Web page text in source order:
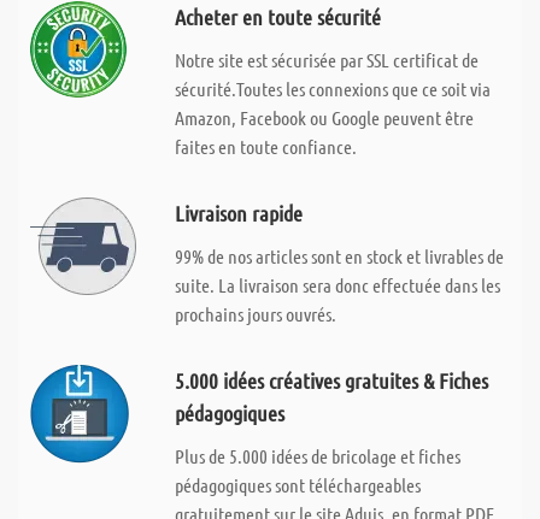
Acheter en toute sécurité
Notre site est sécurisée par SSL certificat de
sécurité.Toutes les connexions que ce soit via
Amazon, Facebook ou Google peuvent être
faites en toute confiance.
Livraison rapide
99% de nos articles sont en stock et livrables de
suite. La livraison sera donc effectuée dans les
prochains jours ouvrés.
5.000 idées créatives gratuites & Fiches
pédagogiques
Plus de 5.000 idées de bricolage et fiches
pédagogiques sont téléchargeables
gratuitement sur le site Aduis, en format PDF.